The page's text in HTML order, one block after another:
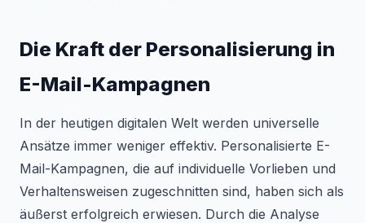
Die Kraft der Personalisierung in
E-Mail-Kampagnen
In der heutigen digitalen Welt werden universelle
Ansätze immer weniger effektiv. Personalisierte E-
Mail-Kampagnen, die auf individuelle Vorlieben und
Verhaltensweisen zugeschnitten sind, haben sich als
äußerst erfolgreich erwiesen. Durch die Analyse